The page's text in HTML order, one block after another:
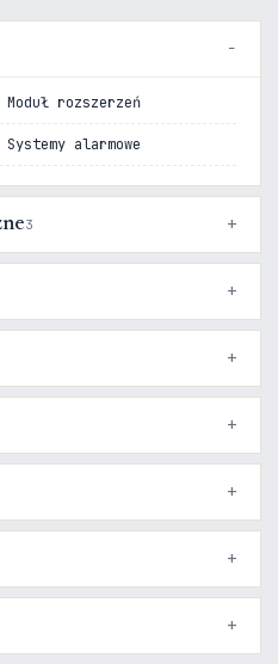
Moduł rozszerzeń
Systemy alarmowe
3